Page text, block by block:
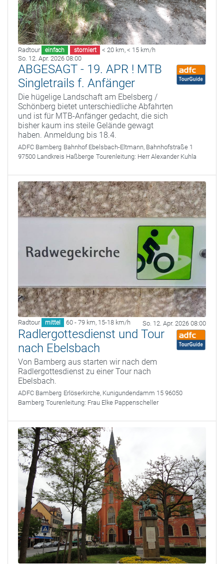
Radtour einfach storniert < 20 km, < 15 km/h
So. 12. Apr. 2026 08:00
ABGESAGT - 19. APR ! MTB
Singletrails f. Anfänger
Die hügelige Landschaft am Ebelsberg /
Schönberg bietet unterschiedliche Abfahrten
und ist für MTB-Anfänger gedacht, die sich
bisher kaum ins steile Gelände gewagt
haben. Anmeldung bis 18.4.
ADFC Bamberg Bahnhof Ebelsbach-Eltmann, Bahnhofstraße 1
97500 Landkreis Haßberge Tourenleitung: Herr Alexander Kuhla
Radtour mittel 60 - 79 km, 15-18 km/h So. 12. Apr. 2026 08:00
Radlergottesdienst und Tour
nach Ebelsbach
Von Bamberg aus starten wir nach dem
Radlergottesdienst zu einer Tour nach
Ebelsbach.
ADFC Bamberg Erlöserkirche, Kunigundendamm 15 96050
Bamberg Tourenleitung: Frau Elke Pappenscheller